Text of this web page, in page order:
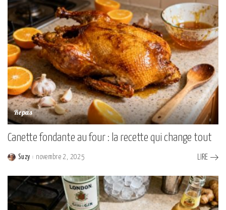
Repas
Canette fondante au four : la recette qui change tout
Posted
Suzy novembre 2, 2025 LIRE